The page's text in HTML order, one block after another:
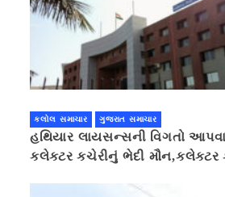
કલોલ સમાચાર ગુજરાત સમાચાર
હથિયાર લાયસન્સની વિગતો
કલેક્ટર કચેરીનું ભેદી મૌન,કલેક્ટર